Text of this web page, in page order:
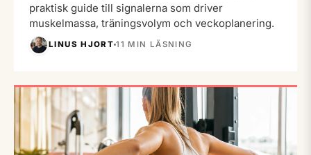
praktisk guide till signalerna som driver
muskelmassa, träningsvolym och veckoplanering.
LINUS HJORT 11 MIN LÄSNING